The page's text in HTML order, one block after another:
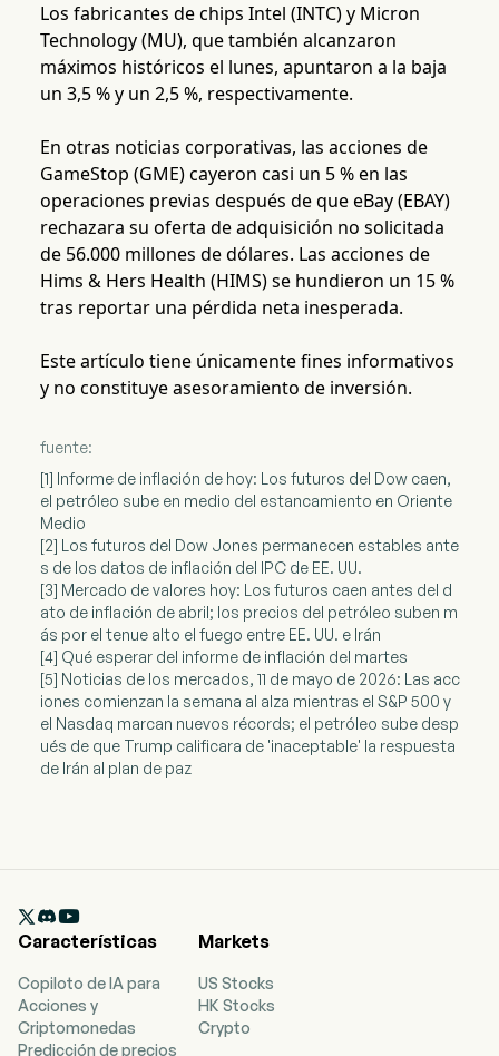
Los fabricantes de chips Intel (INTC) y Micron
Technology (MU), que también alcanzaron
máximos históricos el lunes, apuntaron a la baja
un 3,5 % y un 2,5 %, respectivamente.
En otras noticias corporativas, las acciones de
GameStop (GME) cayeron casi un 5 % en las
operaciones previas después de que eBay (EBAY)
rechazara su oferta de adquisición no solicitada
de 56.000 millones de dólares. Las acciones de
Hims & Hers Health (HIMS) se hundieron un 15 %
tras reportar una pérdida neta inesperada.
Este artículo tiene únicamente fines informativos
y no constituye asesoramiento de inversión.
fuente:
[1] Informe de inflación de hoy: Los futuros del Dow caen,
el petróleo sube en medio del estancamiento en Oriente
Medio
[2] Los futuros del Dow Jones permanecen estables ante
s de los datos de inflación del IPC de EE. UU.
[3] Mercado de valores hoy: Los futuros caen antes del d
ato de inflación de abril; los precios del petróleo suben m
ás por el tenue alto el fuego entre EE. UU. e Irán
[4] Qué esperar del informe de inflación del martes
[5] Noticias de los mercados, 11 de mayo de 2026: Las acc
iones comienzan la semana al alza mientras el S&P 500 y
el Nasdaq marcan nuevos récords; el petróleo sube desp
ués de que Trump calificara de 'inaceptable' la respuesta
de Irán al plan de paz

Características
Copiloto de IA para
Acciones y
Criptomonedas
Predicción de precios
Markets
US Stocks
HK Stocks
Crypto